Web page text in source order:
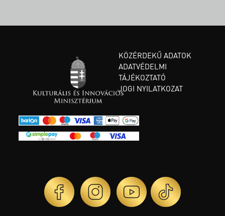
KÖZÉRDEKŰ ADATOK
ADATVÉDELMI
TÁJÉKOZTATÓ
JOGI NYILATKOZAT